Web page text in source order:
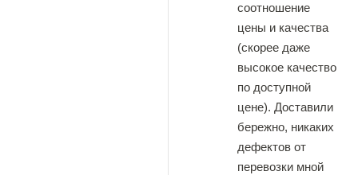
соотношение
цены и качества
(скорее даже
высокое качество
по доступной
цене). Доставили
бережно, никаких
дефектов от
перевозки мной